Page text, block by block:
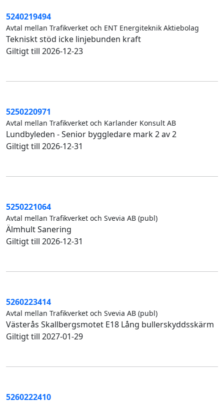
5240219494
Avtal mellan Trafikverket och ENT Energiteknik Aktiebolag
Tekniskt stöd icke linjebunden kraft
Giltigt till 2026-12-23
5250220971
Avtal mellan Trafikverket och Karlander Konsult AB
Lundbyleden - Senior byggledare mark 2 av 2
Giltigt till 2026-12-31
5250221064
Avtal mellan Trafikverket och Svevia AB (publ)
Älmhult Sanering
Giltigt till 2026-12-31
5260223414
Avtal mellan Trafikverket och Svevia AB (publ)
Västerås Skallbergsmotet E18 Lång bullerskyddsskärm
Giltigt till 2027-01-29
5260222410